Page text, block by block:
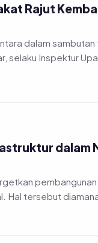
Rajut
dalam
selaku Inspektur
dalam
Hal tersebut